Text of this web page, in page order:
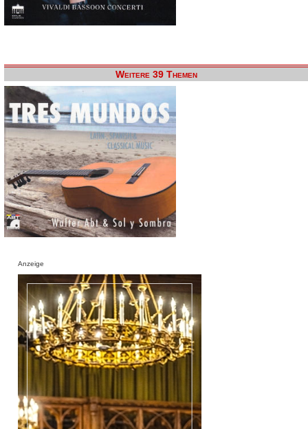
Weitere 39 Themen
Anzeige